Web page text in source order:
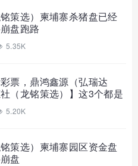
策选）柬埔寨杀猪盘已经
盘跑路
5.35K
彩票，鼎鸿鑫源（弘瑞达
（龙铭策选）】这3个都是
骗局，有些即将崩盘！
5.20K
策选）柬埔寨园区资金盘
盘